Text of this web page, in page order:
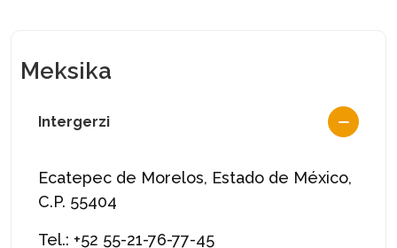
Meksika
Intergerzi
Ecatepec de Morelos, Estado de México,
C.P. 55404
Tel.: +52 55-21-76-77-45